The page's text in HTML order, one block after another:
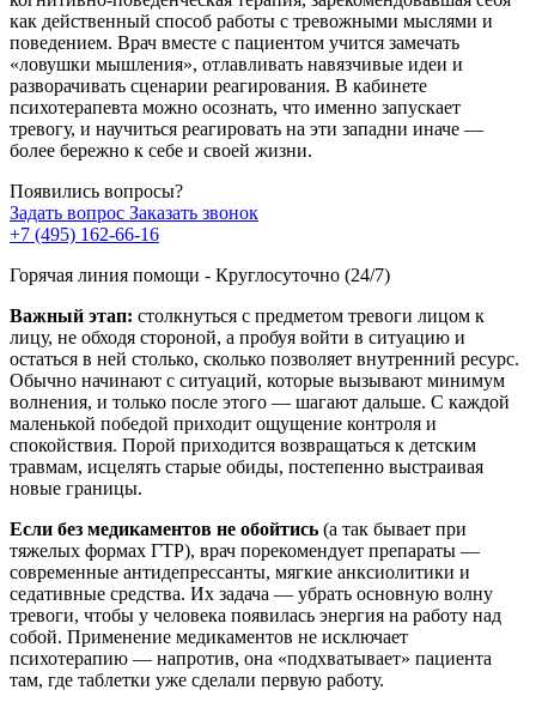
как действенный способ работы с тревожными мыслями и
поведением. Врач вместе с пациентом учится замечать
«ловушки мышления», отлавливать навязчивые идеи и
разворачивать сценарии реагирования. В кабинете
психотерапевта можно осознать, что именно запускает
тревогу, и научиться реагировать на эти западни иначе —
более бережно к себе и своей жизни.
Появились вопросы?
Задать вопрос Заказать звонок
+7 (495) 162-66-16
Горячая линия помощи - Круглосуточно (24/7)
Важный этап: столкнуться с предметом тревоги лицом к
лицу, не обходя стороной, а пробуя войти в ситуацию и
остаться в ней столько, сколько позволяет внутренний ресурс.
Обычно начинают с ситуаций, которые вызывают минимум
волнения, и только после этого — шагают дальше. С каждой
маленькой победой приходит ощущение контроля и
спокойствия. Порой приходится возвращаться к детским
травмам, исцелять старые обиды, постепенно выстраивая
новые границы.
Если без медикаментов не обойтись (а так бывает при
тяжелых формах ГТР), врач порекомендует препараты —
современные антидепрессанты, мягкие анксиолитики и
седативные средства. Их задача — убрать основную волну
тревоги, чтобы у человека появилась энергия на работу над
собой. Применение медикаментов не исключает
психотерапию — напротив, она «подхватывает» пациента
там, где таблетки уже сделали первую работу.